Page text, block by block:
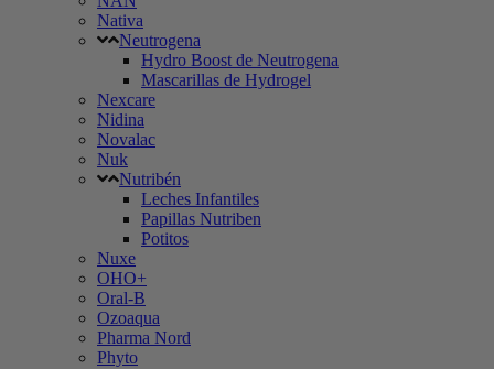
Nativa
Neutrogena
Hydro Boost de Neutrogena
Mascarillas de Hydrogel
Nexcare
Nidina
Novalac
Nuk
Nutribén
Leches Infantiles
Papillas Nutriben
Potitos
Nuxe
OHO+
Oral-B
Ozoaqua
Pharma Nord
Phyto